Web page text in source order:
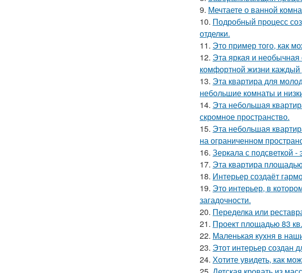
9. Мечтаете о ванной
10. Подробный процесс
отделки.
11. Это пример того, как
12. Эта яркая и
комфортной жизни каждый
13. Эта квартира для
небольшие комнаты и
14. Эта небольшая
скромное пространство.
15. Эта небольшая
на ограниченном
16. Зеркала с подсветкой
17. Эта квартира
18. Интерьер создаёт
19. Это интерьер, в
загадочности.
20. Переделка или
21. Проект площадью 83 кв.
22. Маленькая кухня в
23. Этот интерьер создан
24. Хотите увидеть, как